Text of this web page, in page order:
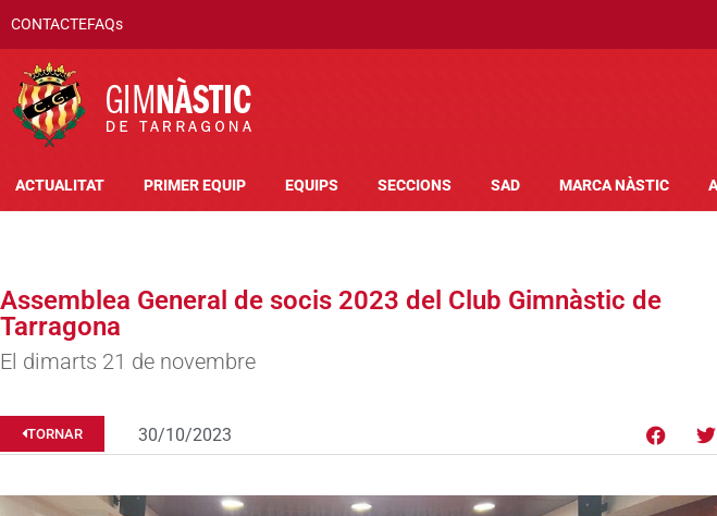
CONTACTEFAQs
ACTUALITAT PRIMER EQUIP EQUIPS SECCIONS SAD MARCA NÀSTIC
Assemblea General de socis 2023 del Club Gimnàstic de
Tarragona
El dimarts 21 de novembre
TORNAR 30/10/2023